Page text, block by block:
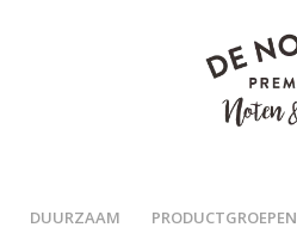
DUURZAAM PRODUCTGROEPEN